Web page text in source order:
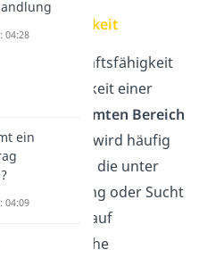
Geschäftsfähigkeit
einer
bestimmten Bereich
werden. Sie wird häufig
verwendet, die unter
Störung oder Sucht
sich aber nur auf
04:28
ein
04:09